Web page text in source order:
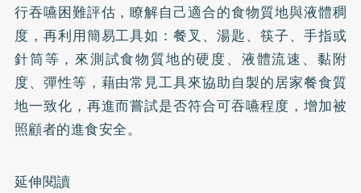
行吞嚥困難評估，瞭解自己適合的食物質地與液體稠
度，再利用簡易工具如：餐叉、湯匙、筷子、手指或
針筒等，來測試食物質地的硬度、液體流速、黏附
度、彈性等，藉由常見工具來協助自製的居家餐食質
地一致化，再進而嘗試是否符合可吞嚥程度，增加被
照顧者的進食安全。
延伸閱讀